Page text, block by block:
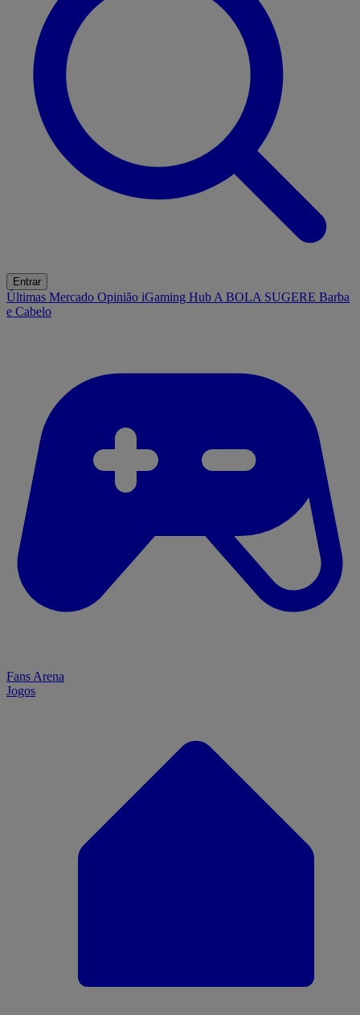
Entrar
Últimas Mercado Opinião iGaming Hub A BOLA SUGERE Barba
e Cabelo
Fans Arena
Jogos